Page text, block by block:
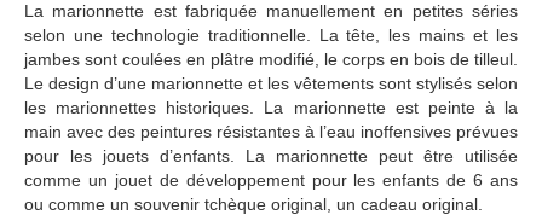
La marionnette est fabriquée manuellement en petites séries
selon une technologie traditionnelle. La tête, les mains et les
jambes sont coulées en plâtre modifié, le corps en bois de tilleul.
Le design d’une marionnette et les vêtements sont stylisés selon
les marionnettes historiques. La marionnette est peinte à la
main avec des peintures résistantes à l’eau inoffensives prévues
pour les jouets d’enfants. La marionnette peut être utilisée
comme un jouet de développement pour les enfants de 6 ans
ou comme un souvenir tchèque original, un cadeau original.